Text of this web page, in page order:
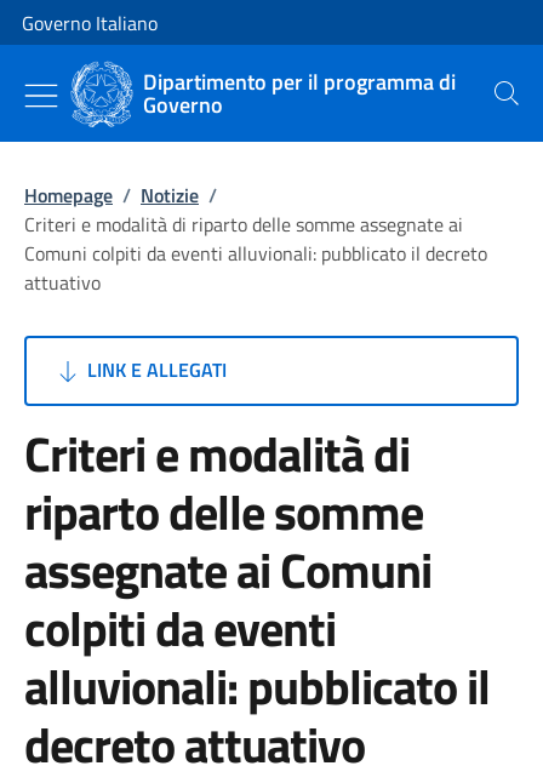
Vai al contenuto
Vai alla navigazione del sito
Governo Italiano
Dipartimento per il programma di
Governo Cerca
Homepage / Notizie /
Criteri e modalità di riparto delle somme assegnate ai
Comuni colpiti da eventi alluvionali: pubblicato il decreto
attuativo
LINK E ALLEGATI
Criteri e modalità di
riparto delle somme
assegnate ai Comuni
colpiti da eventi
alluvionali: pubblicato il
decreto attuativo